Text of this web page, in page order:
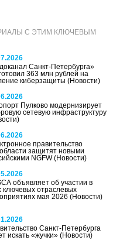
С ЭТИМ КЛЮЧЕВЫМ
Санкт-Петербурга»
363 млн рублей на
киберзащиты(Новости)
Пулково модернизирует
сетевую инфраструктуру
правительство
защитят новыми
NGFW(Новости)
объявляет об участии в
ключевых отраслевых
мая 2026(Новости)
Санкт-Петербурга
искать «жучки»(Новости)